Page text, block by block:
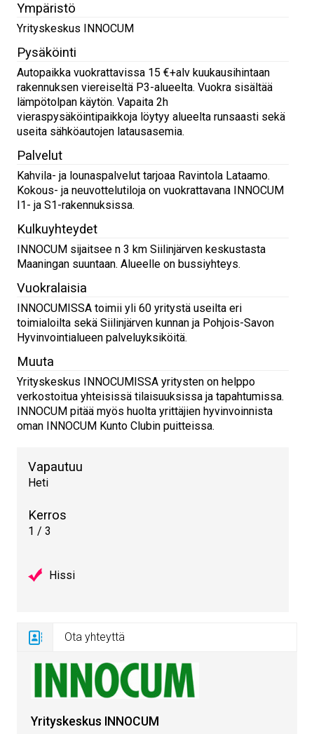
Ympäristö
Yrityskeskus INNOCUM
Pysäköinti
Autopaikka vuokrattavissa 15 €+alv kuukausihintaan
rakennuksen viereiseltä P3-alueelta. Vuokra sisältää
lämpötolpan käytön. Vapaita 2h
vieraspysäköintipaikkoja löytyy alueelta runsaasti sekä
useita sähköautojen latausasemia.
Palvelut
Kahvila- ja lounaspalvelut tarjoaa Ravintola Lataamo.
Kokous- ja neuvottelutiloja on vuokrattavana INNOCUM
I1- ja S1-rakennuksissa.
Kulkuyhteydet
INNOCUM sijaitsee n 3 km Siilinjärven keskustasta
Maaningan suuntaan. Alueelle on bussiyhteys.
Vuokralaisia
INNOCUMISSA toimii yli 60 yritystä useilta eri
toimialoilta sekä Siilinjärven kunnan ja Pohjois-Savon
Hyvinvointialueen palveluyksiköitä.
Muuta
Yrityskeskus INNOCUMISSA yritysten on helppo
verkostoitua yhteisissä tilaisuuksissa ja tapahtumissa.
INNOCUM pitää myös huolta yrittäjien hyvinvoinnista
oman INNOCUM Kunto Clubin puitteissa.
Vapautuu
Heti
Kerros
1 / 3
Hissi
Ota yhteyttä
Yrityskeskus INNOCUM